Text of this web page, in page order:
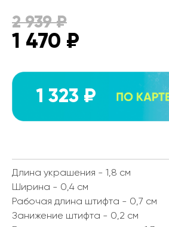
2 939₽
1 470 ₽
1 323 ₽
Длина украшения - 1,8 см
Ширина - 0,4 см
Рабочая длина штифта - 0,7 см
Занижение штифта - 0,2 см